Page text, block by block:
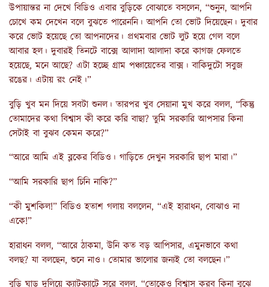
উপায়ান্তর না দেখে বিডিও এবার বুড়িকে বোঝাতে বসলেন, “শুনুন, আপনি
চোখে কম দেখেন বলে বুঝতে পারেননি। আপনি তো ভোট দিয়েছেন। দুবার
করে ভোট হয়েছে তো আপনাদের। প্রথমবার ভোট লুট হয়ে গেল বলে
আবার হল। দুবারই তিনটে বাক্সে আলাদা আলাদা করে কাগজ ফেলতে
হয়েছে, মনে আছে? এটা হচ্ছে গ্রাম পঞ্চায়েতের বাক্স। বাকিদুটো সবুজ
রঙের। এটায় রং নেই।”
বুড়ি খুব মন দিয়ে সবটা শুনল। তারপর খুব সেয়ানা মুখ করে বলল, “কিন্তু
তোমাদের কথা বিশ্বাস কী করে করি বাছা? তুমি সরকারি আপসার কিনা
সেটাই বা বুঝব কেমন করে?”
“আরে আমি এই ব্লকের বিডিও। গাড়িতে দেখুন সরকারি ছাপ মারা।”
“আমি সরকারি ছাপ চিনি নাকি?”
“কী মুশকিল!” বিডিও হতাশ গলায় বললেন, “এই হারাধন, বোঝাও না
একে!”
হারাধন বলল, “আরে ঠাকমা, উনি কত বড় আপিসার, এমুনভাবে কথা
বলছ? যা বলছেন, শুনে নাও। তোমার ভালোর জন্যই তো বলছেন।”